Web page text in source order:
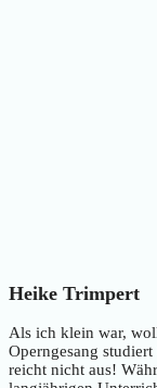
Heike Trimpert
Als ich klein war,
Operngesang
reicht nicht aus!